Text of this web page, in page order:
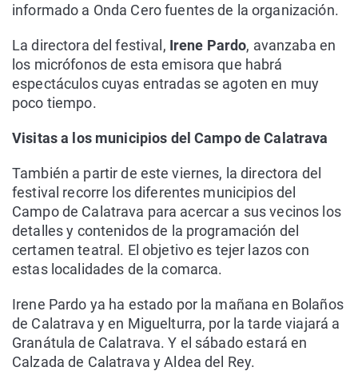
informado a Onda Cero fuentes de la organización.
La directora del festival, Irene Pardo, avanzaba en
los micrófonos de esta emisora que habrá
espectáculos cuyas entradas se agoten en muy
poco tiempo.
Visitas a los municipios del Campo de Calatrava
También a partir de este viernes, la directora del
festival recorre los diferentes municipios del
Campo de Calatrava para acercar a sus vecinos los
detalles y contenidos de la programación del
certamen teatral. El objetivo es tejer lazos con
estas localidades de la comarca.
Irene Pardo ya ha estado por la mañana en Bolaños
de Calatrava y en Miguelturra, por la tarde viajará a
Granátula de Calatrava. Y el sábado estará en
Calzada de Calatrava y Aldea del Rey.